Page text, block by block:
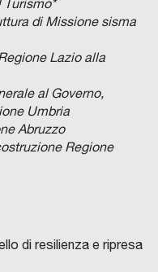
di Missione sisma
Lazio alla
al Governo,
Umbria
Abruzzo
Regione
di resilienza e ripresa